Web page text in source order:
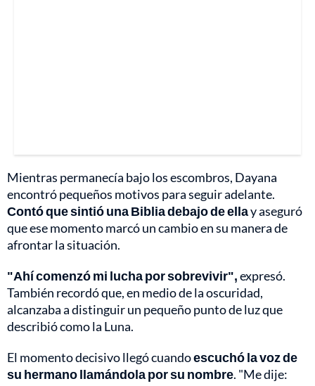
Mientras permanecía bajo los escombros, Dayana
encontró pequeños motivos para seguir adelante.
Contó que sintió una Biblia debajo de ellay aseguró
que ese momento marcó un cambio en su manera de
afrontar la situación.
"Ahí comenzó mi lucha por sobrevivir",expresó.
También recordó que, en medio de la oscuridad,
alcanzaba a distinguir un pequeño punto de luz que
describió como la Luna.
El momento decisivo llegó cuandoescuchó la voz de
su hermano llamándola por su nombre. "Me dije: